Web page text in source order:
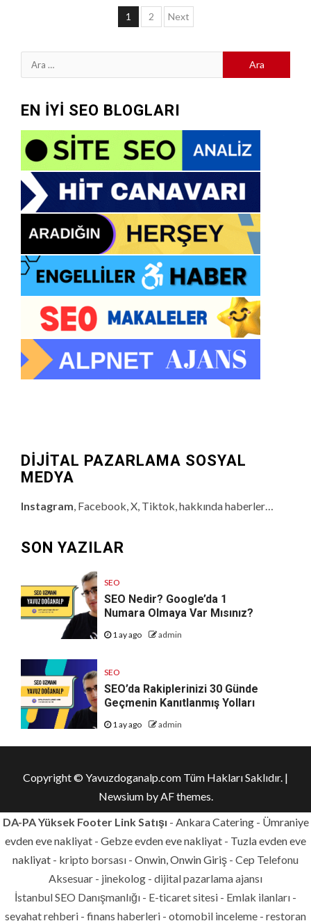
Yazı
1 2 Next
Arama:
EN İYİ SEO BLOGLARI
DİJİTAL PAZARLAMA SOSYAL
MEDYA
Instagram , Facebook, X, Tiktok, hakkında haberler…
SON YAZILAR
SEO
SEO Nedir? Google’da 1
Numara Olmaya Var Mısınız?
1 ay ago admin
SEO
SEO’da Rakiplerinizi 30 Günde
Geçmenin Kanıtlanmış Yolları
1 ay ago admin
Copyright © Yavuzdoganalp.com Tüm Hakları Saklıdır. |
Newsiumby AF themes.
DA-PA Yüksek Footer Link Satışı - Ankara Catering- Ümraniye
evden eve nakliyat - Gebze evden eve nakliyat - Tuzla evden eve
nakliyat - kripto borsası - Onwin, Onwin Giriş - Cep Telefonu
Aksesuar - jinekolog - dijital pazarlama ajansı
İstanbul SEO Danışmanlığı - E-ticaret sitesi - Emlak ilanları -
seyahat rehberi - finans haberleri - otomobil inceleme - restoran